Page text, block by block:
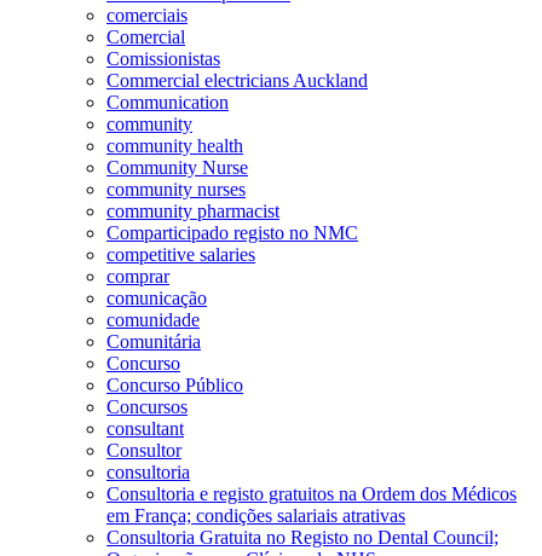
comerciais
Comercial
Comissionistas
Commercial electricians Auckland
Communication
community
community health
Community Nurse
community nurses
community pharmacist
Comparticipado registo no NMC
competitive salaries
comprar
comunicação
comunidade
Comunitária
Concurso
Concurso Público
Concursos
consultant
Consultor
consultoria
Consultoria e registo gratuitos na Ordem dos Médicos
em França; condições salariais atrativas
Consultoria Gratuita no Registo no Dental Council;